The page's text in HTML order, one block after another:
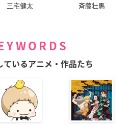
三宅健太 斉藤壮馬
ているアニメ・作品たち